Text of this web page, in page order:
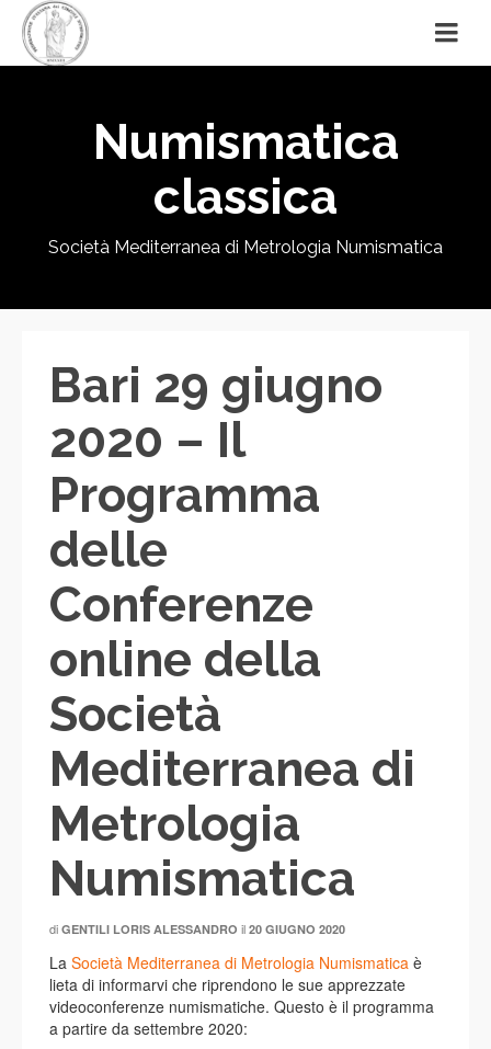
Numismatica
classica
Società Mediterranea di Metrologia Numismatica
Bari 29 giugno
2020 – Il
Programma
delle
Conferenze
online della
Società
Mediterranea di
Metrologia
Numismatica
di GENTILI LORIS ALESSANDRO il 20 GIUGNO 2020
La Società Mediterranea di Metrologia Numismatica è
lieta di informarvi che riprendono le sue apprezzate
videoconferenze numismatiche. Questo è il programma
a partire da settembre 2020: